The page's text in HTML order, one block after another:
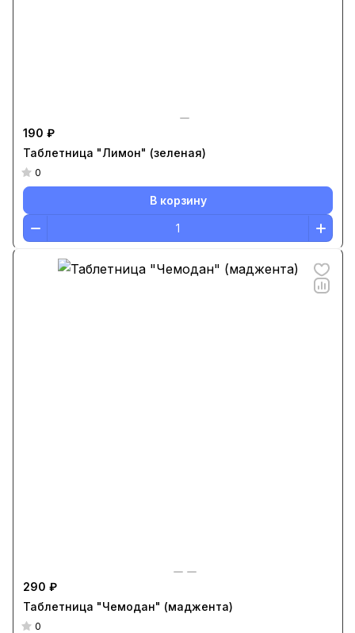
190 ₽
Таблетница "Лимон" (зеленая)
0
В корзину
290 ₽
Таблетница "Чемодан" (маджента)
0